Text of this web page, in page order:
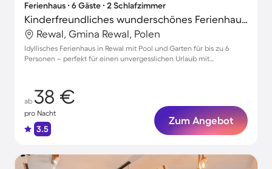
Ferienhaus ∙ 6 Gäste ∙ 2 Schlafzimmer
Kinderfreundliches wunderschönes Ferienhaus mit Garten, Grill und Terrasse | Haustiere erlaubt
Rewal, Gmina Rewal, Polen
Idyllisches Ferienhaus in Rewal mit Pool und Garten für bis zu 6
Personen – perfekt für einen unvergesslichen Urlaub mit
ab 38 €
pro Nacht
3.5
Zum Angebot